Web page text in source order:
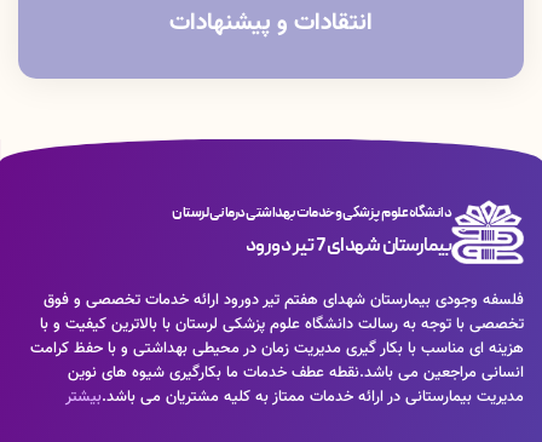
انتقادات و پیشنهادات
دانشگاه علوم پزشکی و خدمات بهداشتی درمانی لرستان
بیمارستان شهدای 7 تیر دورود
فلسفه وجودی بیمارستان شهدای هفتم تیر دورود ارائه خدمات تخصصی و فوق
تخصصی با توجه به رسالت دانشگاه علوم پزشکی لرستان با بالاترین کیفیت و با
هزینه ای مناسب با بکار گیری مدیریت زمان در محیطی بهداشتی و با حفظ کرامت
انسانی مراجعین می باشد.نقطه عطف خدمات ما بکارگیری شیوه های نوین
مدیریت بیمارستانی در ارائه خدمات ممتاز به کلیه مشتریان می باشد.بیشتر